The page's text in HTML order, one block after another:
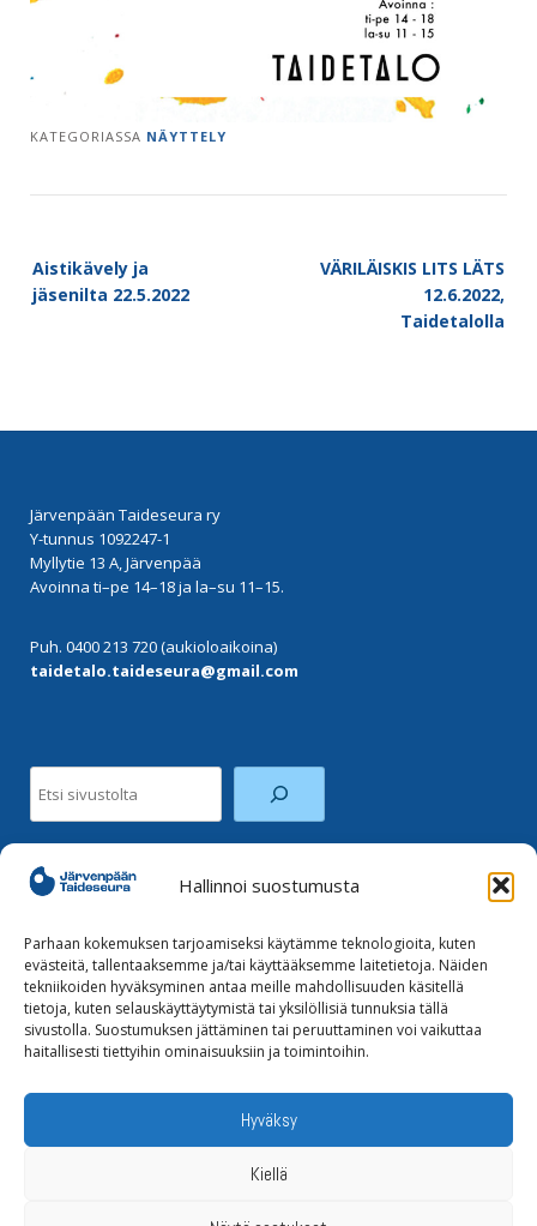
Hallinnoi suostumusta
Parhaan kokemuksen tarjoamiseksi käytämme teknologioita, kuten
evästeitä, tallentaaksemme ja/tai käyttääksemme laitetietoja. Näiden
tekniikoiden hyväksyminen antaa meille mahdollisuuden käsitellä
tietoja, kuten selauskäyttäytymistä tai yksilöllisiä tunnuksia tällä
sivustolla. Suostumuksen jättäminen tai peruuttaminen voi vaikuttaa
haitallisesti tiettyihin ominaisuuksiin ja toimintoihin.
Hyväksy
Kiellä
KATEGORIASSA NÄYTTELY
navigation
Aistikävely ja
jäsenilta 22.5.2022
VÄRILÄISKIS LITS LÄTS
12.6.2022,
Taidetalolla
Järvenpään Taideseura ry
Y-tunnus 1092247-1
Myllytie 13 A, Järvenpää
Avoinna ti–pe 14–18 ja la–su 11–15.
Puh. 0400 213 720 (aukioloaikoina)
taidetalo.taideseura@gmail.com
Instagram
Tilaa uutiskirje
Tietoja evästeistä